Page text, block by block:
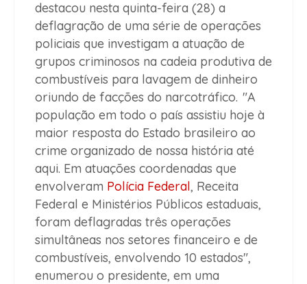
destacou nesta quinta-feira (28) a
deflagração de uma série de operações
policiais que investigam a atuação de
grupos criminosos na cadeia produtiva de
combustíveis para lavagem de dinheiro
oriundo de facções do narcotráfico. "A
população em todo o país assistiu hoje à
maior resposta do Estado brasileiro ao
crime organizado de nossa história até
aqui. Em atuações coordenadas que
envolveram Polícia Federal, Receita
Federal e Ministérios Públicos estaduais,
foram deflagradas três operações
simultâneas nos setores financeiro e de
combustíveis, envolvendo 10 estados",
enumerou o presidente, em uma